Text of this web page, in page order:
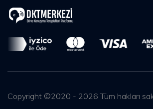
Copyright ©2020 - 2026 Tüm hakları